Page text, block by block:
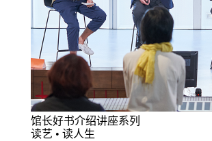
馆长好书介绍讲座系列
读艺 • 读人生